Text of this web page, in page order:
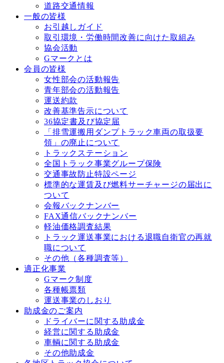
道路交通情報
一般の皆様
お引越しガイド
取引環境・労働時間改善に向けた取組み
協会活動
Gマークとは
会員の皆様
女性部会の活動報告
青年部会の活動報告
運送約款
改善基準告⽰について
36協定書及び協定届
「排雪運搬用ダンプトラック車両の取扱要
領」の廃止について
トラックステーション
全国トラック事業グループ保険
交通事故防⽌特設ページ
標準的な運賃及び燃料サーチャージの届出に
ついて
会報バックナンバー
FAX通信バックナンバー
軽油価格調査結果
トラック運送事業における退職⾃衛官の再就
職について
その他（各種調査等）
適正化事業
Gマーク制度
各種帳票類
運送事業のしおり
助成金のご案内
ドライバーに関する助成金
経営に関する助成金
車輌に関する助成金
その他助成金